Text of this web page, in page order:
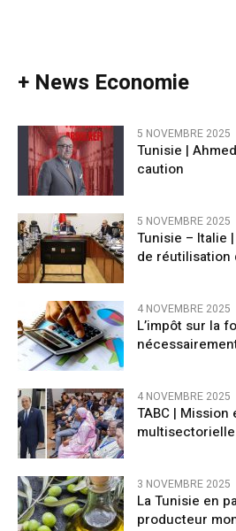
+ News Economie
5 NOVEMBRE 2025
Tunisie |
caution
5 NOVEMBRE 2025
Tunisie – Italie
de réutilisation
4 NOVEMBRE 2025
L’impôt sur la
4 NOVEMBRE 2025
TABC |
3 NOVEMBRE 2025
La Tunisie en
producteur